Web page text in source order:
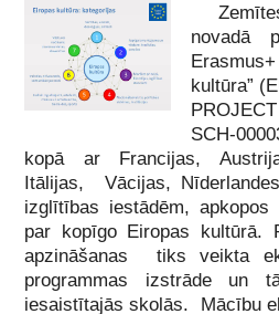
novadā
kultūra”
SCH-
kopā ar Francijas,
Itālijas, Vācijas,
izglītības iestādēm,
par kopīgo Eiropas kultūrā.
apzināšanas tiks veikta
programmas izstrāde un
iesaistītajās skolās. Mācību